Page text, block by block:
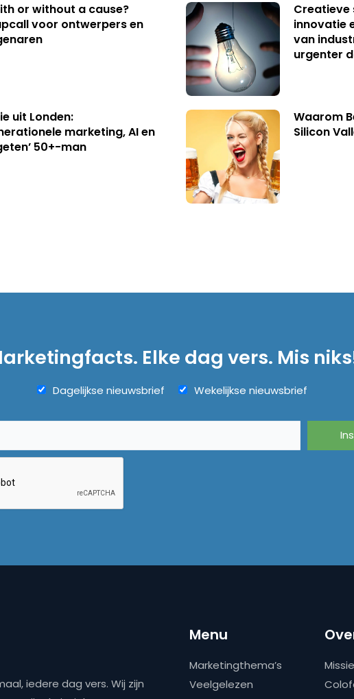
or without a cause?
voor ontwerpers en
Creatieve
innovatie
van
urgenter
uit Londen:
marketing, AI en
50+-man
Waarom
Silicon
Elke dag vers. Mis
Dagelijkse nieuwsbrief Wekelijkse nieuwsbrief
iedere dag vers. Wij zijn
Menu
Marketingthema’s
Veelgelezen